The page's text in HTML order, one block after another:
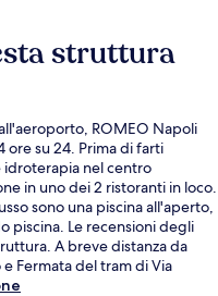
struttura
ROMEO Napoli
su 24. Prima di farti
idroterapia nel centro
in uno dei 2 ristoranti in loco.
sono una piscina all'aperto,
piscina. Le recensioni degli
A breve distanza da
Fermata del tram di Via
sarà un gioco da